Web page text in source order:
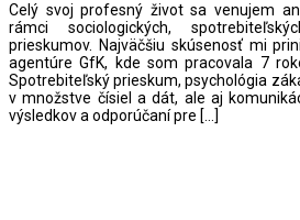
Celý svoj profesný život sa venujem
rámci sociologických,
prieskumov. Najväčšiu skúsenosť mi
agentúre GfK, kde som pracovala 7
Spotrebiteľský prieskum, psychológia
v množstve čísiel a dát, ale aj
výsledkov a odporúčaní pre […]